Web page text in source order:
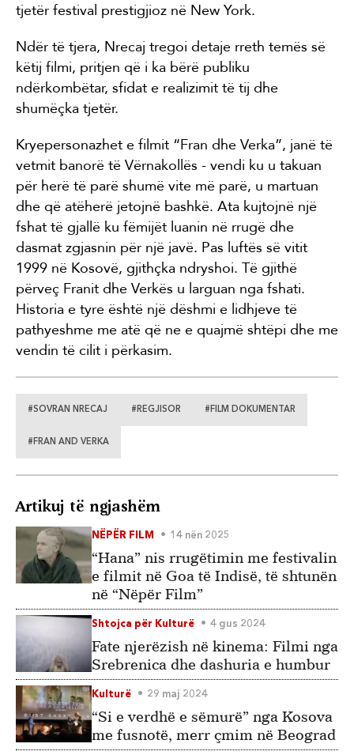
tjetër festival prestigjioz në New York.
Ndër të tjera, Nrecaj tregoi detaje rreth temës së
këtij filmi, pritjen që i ka bërë publiku
ndërkombëtar, sfidat e realizimit të tij dhe
shumëçka tjetër.
Kryepersonazhet e filmit “Fran dhe Verka”, janë të
vetmit banorë të Vërnakollës - vendi ku u takuan
për herë të parë shumë vite më parë, u martuan
dhe që atëherë jetojnë bashkë. Ata kujtojnë një
fshat të gjallë ku fëmijët luanin në rrugë dhe
dasmat zgjasnin për një javë. Pas luftës së vitit
1999 në Kosovë, gjithçka ndryshoi. Të gjithë
përveç Franit dhe Verkës u larguan nga fshati.
Historia e tyre është një dëshmi e lidhjeve të
pathyeshme me atë që ne e quajmë shtëpi dhe me
vendin të cilit i përkasim.
#SOVRAN NRECAJ #REGJISOR #FILM DOKUMENTAR
#FRAN AND VERKA
Artikuj të ngjashëm
NËPËR FILM 14 nën 2025
“Hana” nis rrugëtimin me festivalin
e filmit në Goa të Indisë, të shtunën
në “Nëpër Film”
Shtojca për Kulturë 4 gus 2024
Fate njerëzish në kinema: Filmi nga
Srebrenica dhe dashuria e humbur
Kulturë 29 maj 2024
“Si e verdhë e sëmurë” nga Kosova
me fusnotë, merr çmim në Beograd